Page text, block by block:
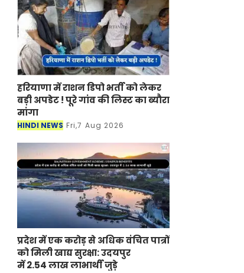
हरियाणा में राशन डिपो भर्ती को लेकर
बड़ी अपडेट ! पूरे गांव की लिस्ट का ब्यौरा
मांगा
HINDI NEWS Fri,7 Aug 2026
प्रदेश में एक करोड़ से अधिक वंचित पात्रों
को मिली खाद्य सुरक्षा: उदयपुर
में 2.54 लाख लाभार्थी जुड़े